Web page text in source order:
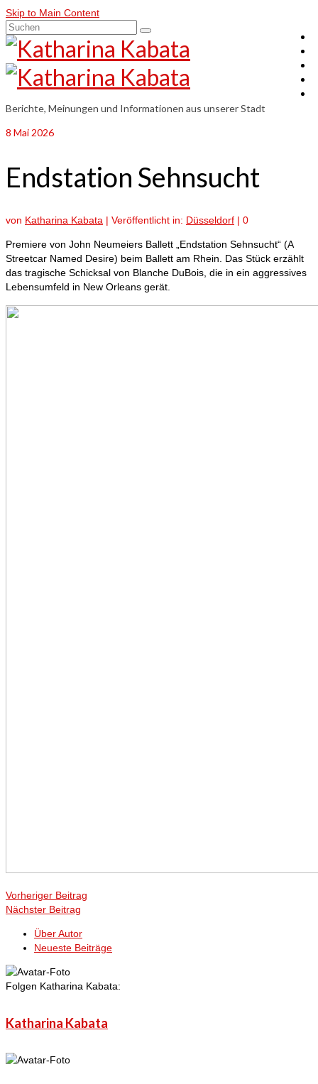
Skip to Main Content
Suchen
nach:
Berichte, Meinungen und Informationen aus unserer Stadt
8 Mai 2026
Endstation Sehnsucht
von Katharina Kabata | Veröffentlicht in: Düsseldorf | 0
Premiere von John Neumeiers Ballett „ Endstation Sehnsucht“ (A
Streetcar Named Desire) beim Ballett am Rhein.
Das Stück erzählt
das tragische Schicksal von Blanche DuBois, die in ein aggressives
Lebensumfeld in New Orleans gerät.
Vorheriger Beitrag
Nächster Beitrag
Über Autor
Neueste Beiträge
Folgen Katharina Kabata:
Katharina Kabata